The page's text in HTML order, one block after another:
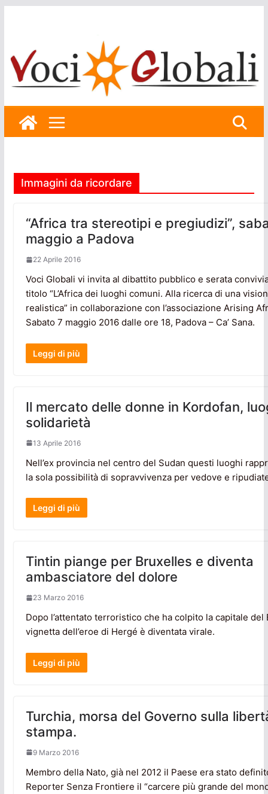
Immagini da ricordare
“Africa tra stereotipi e pregiudizi”,
maggio a Padova
22 Aprile 2016
Voci Globali vi invita al dibattito pubblico e serata
titolo “L’Africa dei luoghi comuni. Alla ricerca di una
realistica” in collaborazione con l’associazione Arising
Sabato 7 maggio 2016 dalle ore 18, Padova – Ca’ Sana.
Leggi di più
Il mercato delle donne in Kordofan,
solidarietà
13 Aprile 2016
Nell’ex provincia nel centro del Sudan questi luoghi
la sola possibilità di sopravvivenza per vedove e
Leggi di più
Tintin piange per Bruxelles e diventa
ambasciatore del dolore
23 Marzo 2016
Dopo l’attentato terroristico che ha colpito la capitale del
vignetta dell’eroe di Hergé è diventata virale.
Leggi di più
Turchia, morsa del Governo sulla
stampa.
9 Marzo 2016
Membro della Nato, già nel 2012 il Paese era stato
Reporter Senza Frontiere il “carcere più grande del